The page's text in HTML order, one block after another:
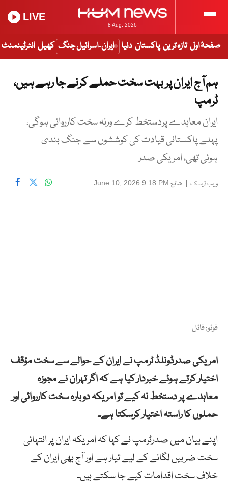
8 Aug, 2026
LIVE
صفحۂ اول تازہ ترین پاکستان دنیا ایران-اسرائیل جنگ کھیل انٹرٹینمنٹ
ہم آج ایران پر بہت سخت حملے کرنے جا رہے ہیں،
ٹرمپ
ایران معاہدے پردستخط کرے ورنہ سخت کارروائی ہوگی،
پہلے پاکستانی قیادت کی کوششوں سے جنگ بندی
ہوئی تھی، امریکی صدر
ویب ڈیسک | شائع June 10, 2026 9:18 PM
فوٹو: فائل
امریکی صدرڈونلڈ ٹرمپ نے ایران کے حوالے سے سخت مؤقف
اختیار کرتے ہوئے خبردار کیا ہے کہ اگر تہران نے مجوزہ
معاہدے پر دستخط نہ کیے تو امریکہ دوبارہ سخت کارروائی اور
حملوں کا راستہ اختیار کرسکتا ہے۔
اپنے بیان میں صدرٹرمپ نے کہا کہ امریکہ ایران پر انتہائی
سخت ضربیں لگانے کے لیے تیار ہے اور آج بھی ایران کے
خلاف سخت اقدامات کیے جا سکتے ہیں۔